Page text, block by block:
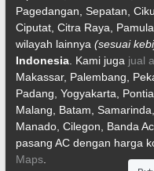
Pagedangan, Sepatan,
Ciputat, Citra Raya,
wilayah lainnya (sesuai
Indonesia. Kami juga jual
Makassar, Palembang,
Padang, Yogyakarta,
Malang, Batam,
Manado, Cilegon, Banda
pasang AC dengan harga
Maps.